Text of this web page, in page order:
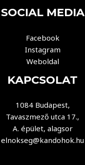
SOCIAL MEDIA
Facebook
Instagram
Weboldal
KAPCSOLAT
1084 Budapest,
Tavaszmező utca 17.,
A. épület, alagsor
elnokseg@kandohok.hu